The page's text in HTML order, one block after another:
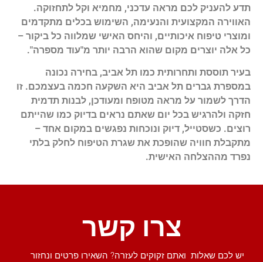
תדע להעניק לכם מראה עדכני, מחמיא וקל לתחזוקה.
האווירה המקצועית והנעימה, השימוש בכלים מתקדמים
ומוצרי טיפוח איכותיים, והיחס האישי שמלווה כל ביקור –
כל אלה יוצרים מקום שהוא הרבה יותר מ"עוד מספרה".
בעיר תוססת ותחרותית כמו תל אביב, בחירה נכונה
במספרת גברים תל אביב היא השקעה חכמה בעצמכם. זו
הדרך לשמור על מראה מטופח ומעודכן, לבנות תדמית
חזקה ולהרגיש בכל יום שאתם נראים בדיוק כמו שהייתם
רוצים. כשסטייל, דיוק ונוכחות נפגשים במקום אחד –
מתקבלת חוויה שהופכת את שגרת הטיפוח לחלק בלתי
נפרד מההצלחה האישית.
צרו קשר
יש לכם שאלות ואתם זקוקים לעזרה? השאירו פרטים ונחזור